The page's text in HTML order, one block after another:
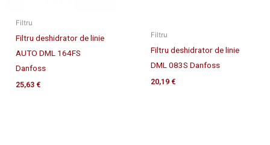
Filtru
Filtru deshidrator de linie
AUTO DML 164FS
Danfoss
25,63 €
Filtru
Filtru deshidrator de linie
DML 083S Danfoss
20,19 €